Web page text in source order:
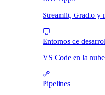
Streamlit, Gradio y
Entornos de
VS Code en la
Pipelines